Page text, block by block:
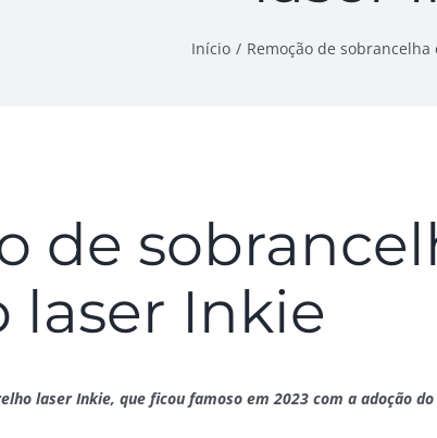
Início Remoção de
de
laser Inkie
laser Inkie, que ficou famoso em 2023 com a adoção